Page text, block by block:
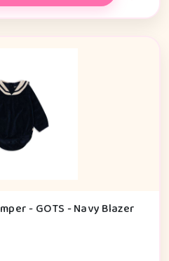
- GOTS - Navy Blazer